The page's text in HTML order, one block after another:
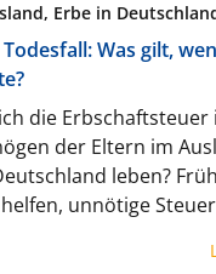
Erbe in
Was gilt,
die Erbschaftsteuer
der Eltern im
leben?
unnötige